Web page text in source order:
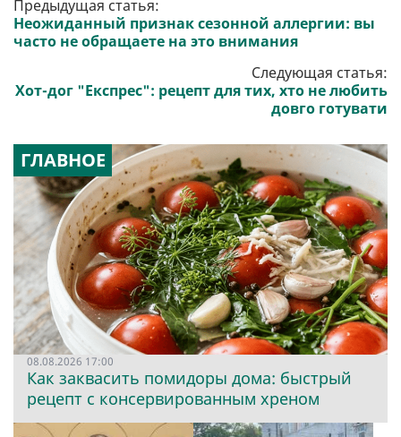
Предыдущая статья:
Неожиданный признак сезонной аллергии: вы
часто не обращаете на это внимания
Следующая статья:
Хот-дог "Експрес": рецепт для тих, хто не любить
довго готувати
ГЛАВНОЕ
08.08.2026 17:00
Как заквасить помидоры дома: быстрый
рецепт с консервированным хреном